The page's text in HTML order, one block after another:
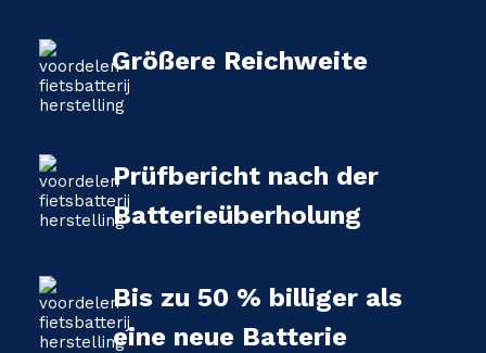
Größere Reichweite
Prüfbericht nach der
Batterieüberholung
Bis zu 50 % billiger als
eine neue Batterie